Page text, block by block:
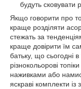
будуть сковувати
Якщо говорити про
краще розділяти
стежать за
краще довірити їм
батьку, що сьогодні
різнокольорові
наживками або
яскраві комплекти